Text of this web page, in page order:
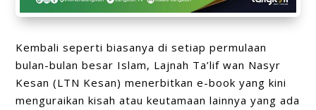
Kembali seperti biasanya di setiap permulaan
bulan-bulan besar Islam, Lajnah Ta’lif wan Nasyr
Kesan (LTN Kesan) menerbitkan e-book yang kini
menguraikan kisah atau keutamaan lainnya yang ada